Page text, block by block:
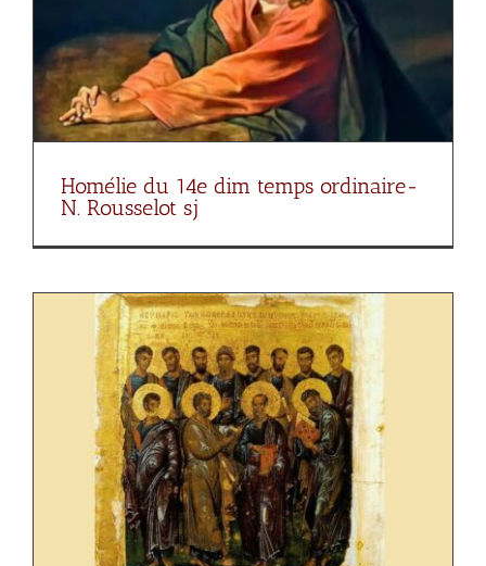
Homélie du 14e dim temps ordinaire-
N. Rousselot sj